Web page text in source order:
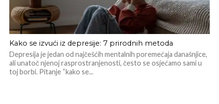
Kako se izvući iz depresije: 7 prirodnih metoda
Depresija je jedan od najčešćih mentalnih poremećaja današnjice,
ali unatoč njenoj rasprostranjenosti, često se osjećamo sami u
toj borbi. Pitanje “kako se...